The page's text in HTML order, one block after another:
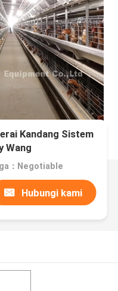
Kandang Sistem
Wang
：Negotiable
Hubungi kami